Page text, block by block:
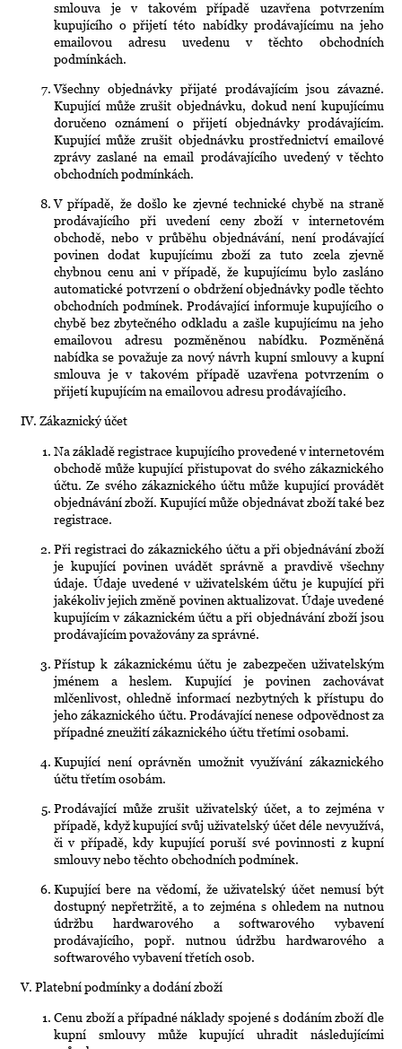
smlouva je v takovém případě uzavřena potvrzením
kupujícího o přijetí této nabídky prodávajícímu na jeho
emailovou adresu uvedenu v těchto obchodních
podmínkách.
Všechny objednávky přijaté prodávajícím jsou závazné.
Kupující může zrušit objednávku, dokud není kupujícímu
doručeno oznámení o přijetí objednávky prodávajícím.
Kupující může zrušit objednávku prostřednictví emailové
zprávy zaslané na email prodávajícího uvedený v těchto
obchodních podmínkách.
V případě, že došlo ke zjevné technické chybě na straně
prodávajícího při uvedení ceny zboží v internetovém
obchodě, nebo v průběhu objednávání, není prodávající
povinen dodat kupujícímu zboží za tuto zcela zjevně
chybnou cenu ani v případě, že kupujícímu bylo zasláno
automatické potvrzení o obdržení objednávky podle těchto
obchodních podmínek. Prodávající informuje kupujícího o
chybě bez zbytečného odkladu a zašle kupujícímu na jeho
emailovou adresu pozměněnou nabídku. Pozměněná
nabídka se považuje za nový návrh kupní smlouvy a kupní
smlouva je v takovém případě uzavřena potvrzením o
přijetí kupujícím na emailovou adresu prodávajícího.
IV. Zákaznický účet
Na základě registrace kupujícího provedené v internetovém
obchodě může kupující přistupovat do svého zákaznického
účtu. Ze svého zákaznického účtu může kupující provádět
objednávání zboží. Kupující může objednávat zboží také bez
registrace.
Při registraci do zákaznického účtu a při objednávání zboží
je kupující povinen uvádět správně a pravdivě všechny
údaje. Údaje uvedené v uživatelském účtu je kupující při
jakékoliv jejich změně povinen aktualizovat. Údaje uvedené
kupujícím v zákaznickém účtu a při objednávání zboží jsou
prodávajícím považovány za správné.
Přístup k zákaznickému účtu je zabezpečen uživatelským
jménem a heslem. Kupující je povinen zachovávat
mlčenlivost, ohledně informací nezbytných k přístupu do
jeho zákaznického účtu. Prodávající nenese odpovědnost za
případné zneužití zákaznického účtu třetími osobami.
Kupující není oprávněn umožnit využívání zákaznického
účtu třetím osobám.
Prodávající může zrušit uživatelský účet, a to zejména v
případě, když kupující svůj uživatelský účet déle nevyužívá,
či v případě, kdy kupující poruší své povinnosti z kupní
smlouvy nebo těchto obchodních podmínek.
Kupující bere na vědomí, že uživatelský účet nemusí být
dostupný nepřetržitě, a to zejména s ohledem na nutnou
údržbu hardwarového a softwarového vybavení
prodávajícího, popř. nutnou údržbu hardwarového a
softwarového vybavení třetích osob.
V. Platební podmínky a dodání zboží
Cenu zboží a případné náklady spojené s dodáním zboží dle
kupní smlouvy může kupující uhradit následujícími